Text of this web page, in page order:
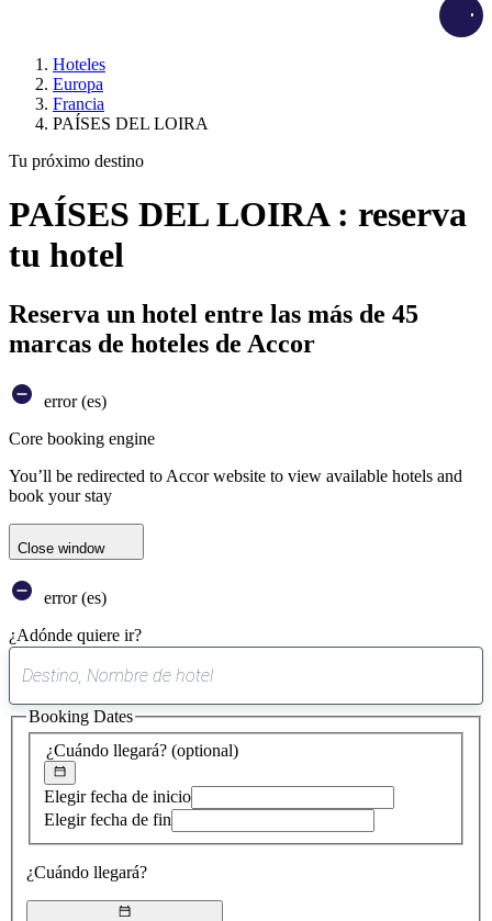
Hoteles
Europa
Francia
PAÍSES DEL LOIRA
Tu próximo destino
PAÍSES DEL LOIRA : reserva
tu hotel
Reserva un hotel entre las más de 45
marcas de hoteles de Accor
error (es)
Core booking engine
You’ll be redirected to Accor website to view available hotels and
book your stay
Close window
error (es)
¿Adónde quiere ir?
sugerencia
encontrada
¿Cuándo llegará? (optional)
Elegir fecha de inicio
Elegir fecha de fin
¿Cuándo llegará?
Booking Dates